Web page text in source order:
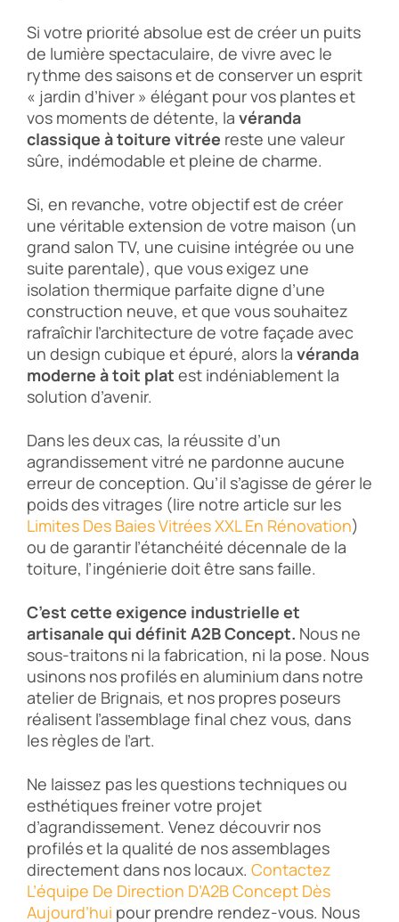
Si votre priorité absolue est de créer un puits
de lumière spectaculaire, de vivre avec le
rythme des saisons et de conserver un esprit
« jardin d’hiver » élégant pour vos plantes et
vos moments de détente, la véranda
classique à toiture vitrée reste une valeur
sûre, indémodable et pleine de charme.
Si, en revanche, votre objectif est de créer
une véritable extension de votre maison (un
grand salon TV, une cuisine intégrée ou une
suite parentale), que vous exigez une
isolation thermique parfaite digne d’une
construction neuve, et que vous souhaitez
rafraîchir l’architecture de votre façade avec
un design cubique et épuré, alors la véranda
moderne à toit plat est indéniablement la
solution d’avenir.
Dans les deux cas, la réussite d’un
agrandissement vitré ne pardonne aucune
erreur de conception. Qu’il s’agisse de gérer le
poids des vitrages (lire notre article sur les
Limites Des Baies Vitrées XXL En Rénovation)
ou de garantir l’étanchéité décennale de la
toiture, l’ingénierie doit être sans faille.
C’est cette exigence industrielle et
artisanale qui définit A2B Concept. Nous ne
sous-traitons ni la fabrication, ni la pose. Nous
usinons nos profilés en aluminium dans notre
atelier de Brignais, et nos propres poseurs
réalisent l’assemblage final chez vous, dans
les règles de l’art.
Ne laissez pas les questions techniques ou
esthétiques freiner votre projet
d’agrandissement. Venez découvrir nos
profilés et la qualité de nos assemblages
directement dans nos locaux. Contactez
L’équipe De Direction D’A2B Concept Dès
Aujourd’hui pour prendre rendez-vous. Nous